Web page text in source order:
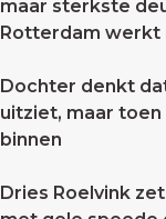
maar sterkste
Rotterdam werkt
Dochter denkt
uitziet, maar
binnen
Dries Roelvink